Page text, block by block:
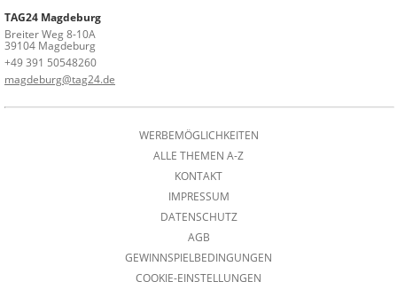
TAG24 Magdeburg
Breiter Weg 8-10A
39104 Magdeburg
+49 391 50548260
magdeburg@tag24.de
WERBEMÖGLICHKEITEN
ALLE THEMEN A-Z
KONTAKT
IMPRESSUM
DATENSCHUTZ
AGB
GEWINNSPIELBEDINGUNGEN
COOKIE-EINSTELLUNGEN